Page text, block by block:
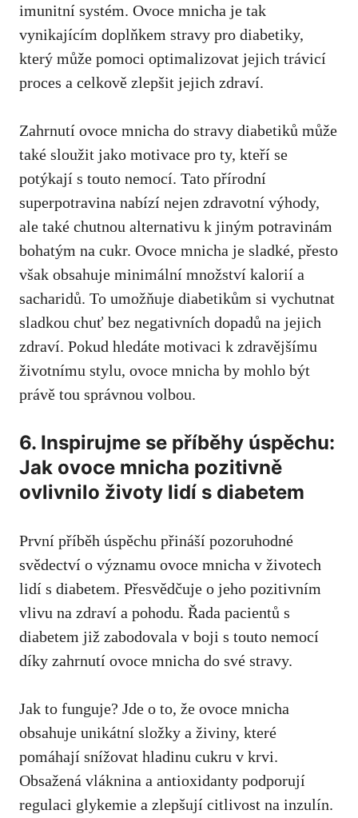
imunitní systém. Ovoce mnicha je tak
⁢vynikajícím doplňkem stravy pro diabetiky,
který ⁢může pomoci​ optimalizovat‌ jejich trávicí
proces a ‌celkově ⁤zlepšit jejich zdraví.
Zahrnutí ⁢ovoce mnicha do stravy diabetiků může
také sloužit jako motivace pro ty, kteří se
⁤potýkají s touto nemocí. Tato přírodní
superpotravina nabízí nejen zdravotní výhody,
‍ale také chutnou alternativu k jiným potravinám
bohatým na cukr. Ovoce mnicha je sladké, přesto
však obsahuje minimální množství kalorií a
sacharidů. To umožňuje diabetikům si vychutnat
sladkou chuť bez negativních dopadů na jejich
⁢zdraví. Pokud hledáte motivaci k zdravějšímu
životnímu stylu, ovoce ⁢mnicha by mohlo být
právě​ tou správnou volbou.
6. Inspirujme se příběhy úspěchu:
Jak ovoce mnicha pozitivně
ovlivnilo životy lidí s diabetem
První příběh úspěchu‍ přináší‍ pozoruhodné
svědectví o významu ⁤ovoce mnicha v životech⁣
lidí s diabetem. Přesvědčuje o ⁤jeho pozitivním
vlivu na zdraví a pohodu. Řada pacientů s
diabetem již⁤ zabodovala v boji s touto nemocí
díky ⁤zahrnutí​ ovoce mnicha do⁣ své stravy.
Jak to funguje? Jde o to,⁢ že⁤ ovoce mnicha
obsahuje unikátní složky a živiny, které‍
pomáhají snížovat hladinu cukru v‌ krvi.
Obsažená vláknina a antioxidanty podporují
regulaci glykemie a zlepšují citlivost na inzulín.